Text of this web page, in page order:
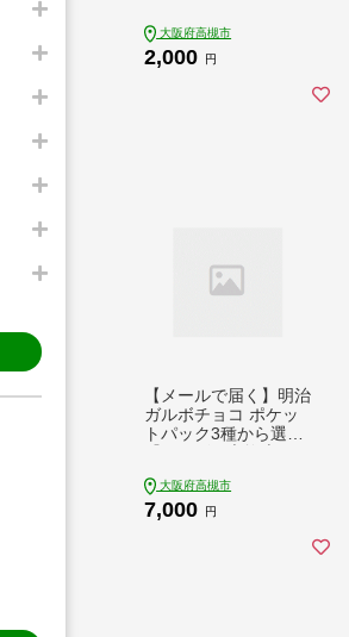
ン-イレブン）』 [AOE
S003]
大阪府高槻市
2,000 円
【メールで届く】明治
ガルボチョコ ポケッ
トパック3種から選ぶ
ブン-イレブン）』 [A
OES010]
大阪府高槻市
7,000 円